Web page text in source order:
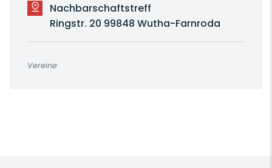
Nachbarschaftstreff
Ringstr. 20 99848 Wutha-Farnroda
Vereine